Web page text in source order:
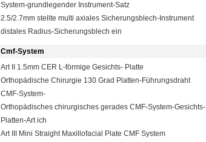
System-grundlegender Instrument-Satz
2.5/2.7mm stellte multi axiales Sicherungsblech-Instrument
distales Radius-Sicherungsblech ein
Cmf-System
Art II 1.5mm CER L-förmige Gesichts- Platte
Orthopädische Chirurgie 130 Grad Platten-Führungsdraht
CMF-System-
Orthopädisches chirurgisches gerades CMF-System-Gesichts-
Platten-Art ich
Art III Mini Straight Maxillofacial Plate CMF System